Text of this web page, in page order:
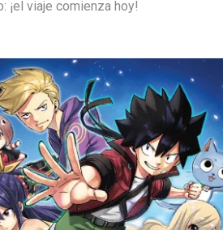
¡el viaje comienza hoy!